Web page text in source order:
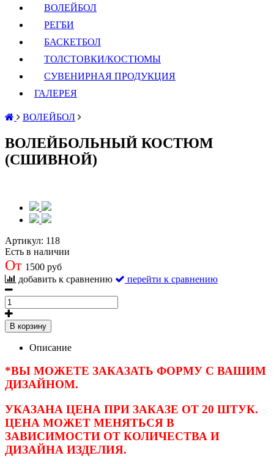
ВОЛЕЙБОЛ
РЕГБИ
БАСКЕТБОЛ
ТОЛСТОВКИ/КОСТЮМЫ
СУВЕНИРНАЯ ПРОДУКЦИЯ
ГАЛЕРЕЯ
ВОЛЕЙБОЛ
ВОЛЕЙБОЛЬНЫЙ КОСТЮМ
(СШИВНОЙ)
Артикул: 118
Есть в наличии
От 1500 руб
добавить к сравнению
перейти к сравнению
В корзину
Описание
*ВЫ МОЖЕТЕ ЗАКАЗАТЬ ФОРМУ С ВАШИМ
ДИЗАЙНОМ.
УКАЗАНА ЦЕНА ПРИ ЗАКАЗЕ ОТ 20 ШТУК.
ЦЕНА МОЖЕТ МЕНЯТЬСЯ В
ЗАВИСИМОСТИ ОТ КОЛИЧЕСТВА И
ДИЗАЙНА ИЗДЕЛИЯ.